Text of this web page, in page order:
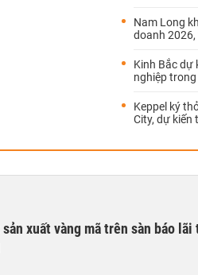
Nam Long
doanh
Kinh Bắc dự
nghiệp
Keppel ký
City, dự kiến
xuất vàng mã trên sàn báo